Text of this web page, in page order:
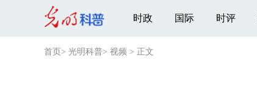
时政 国际 时评
首页 > 光明科普> 视频 > 正文